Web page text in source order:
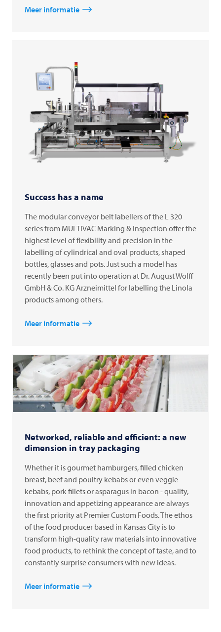
Meer informatie
Success has a name
The modular conveyor belt labellers of the L 320
series from MULTIVAC Marking & Inspection offer the
highest level of flexibility and precision in the
labelling of cylindrical and oval products, shaped
bottles, glasses and pots. Just such a model has
recently been put into operation at Dr. August Wolff
GmbH & Co. KG Arzneimittel for labelling the Linola
products among others.
Meer informatie
Networked, reliable and efficient: a new
dimension in tray packaging
Whether it is gourmet hamburgers, filled chicken
breast, beef and poultry kebabs or even veggie
kebabs, pork fillets or asparagus in bacon - quality,
innovation and appetizing appearance are always
the first priority at Premier Custom Foods. The ethos
of the food producer based in Kansas City is to
transform high-quality raw materials into innovative
food products, to rethink the concept of taste, and to
constantly surprise consumers with new ideas.
Meer informatie